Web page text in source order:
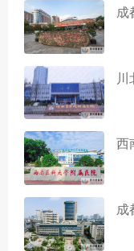
成
川
西
成